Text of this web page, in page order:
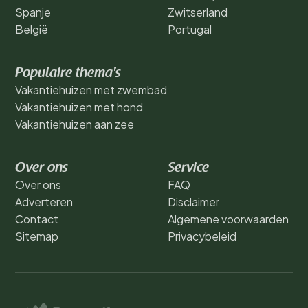
Spanje
België
Zwitserland
Portugal
Populaire thema's
Vakantiehuizen met zwembad
Vakantiehuizen met hond
Vakantiehuizen aan zee
Over ons
Over ons
Adverteren
Contact
Sitemap
Service
FAQ
Disclaimer
Algemene voorwaarden
Privacybeleid